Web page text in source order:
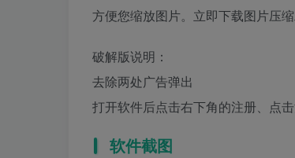
方便您缩放图片。立即下载图片压
破解版说明：
去除两处广告弹出
打开软件后点击右下角的注册、点
软件截图